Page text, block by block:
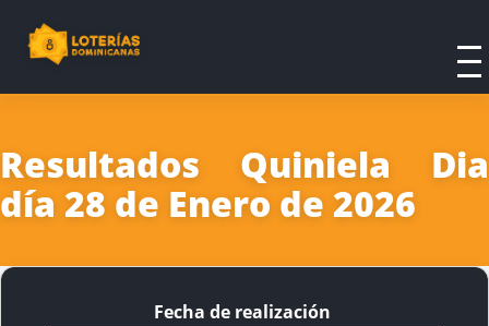
Resultados Quiniela Dia
día 28 de Enero de 2026
Fecha de realización